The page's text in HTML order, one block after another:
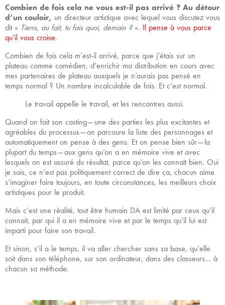
Combien de fois cela ne vous est-il pas arrivé ? Au détour
d’un couloir, un directeur artistique avec lequel vous discutez vous
dit « Tiens, au fait, tu fais quoi, demain ?». Il pense à vous parce
qu’il vous croise.
Combien de fois cela m’est-il arrivé, parce que j’étais sur un
plateau comme comédien, d’enrichir ma distribution en cours avec
mes partenaires de plateau auxquels je n’aurais pas pensé en
temps normal ? Un nombre incalculable de fois. Et c’est normal.
Le travail appelle le travail, et les rencontres aussi.
Quand on fait son casting — une des parties les plus excitantes et
agréables du processus — on parcoure la liste des personnages et
automatiquement on pense à des gens. Et on pense bien sûr — la
plupart du temps — aux gens qu’on a en mémoire vive et avec
lesquels on est assuré du résultat, parce qu’on les connaît bien. Oui
je sais, ce n’est pas politiquement correct de dire ça, chacun aime
s’imaginer faire toujours, en toute circonstances, les meilleurs choix
artistiques pour le produit.
Mais c’est une réalité, tout être humain DA est limité par ceux qu’il
connait, par qui il a en mémoire vive et par le temps qu’il lui est
imparti pour faire son travail.
Et sinon, s’il a le temps, il va aller chercher sans sa base, qu’elle
soit dans son téléphone, sur son ordinateur, dans des classeurs… à
chacun sa méthode.